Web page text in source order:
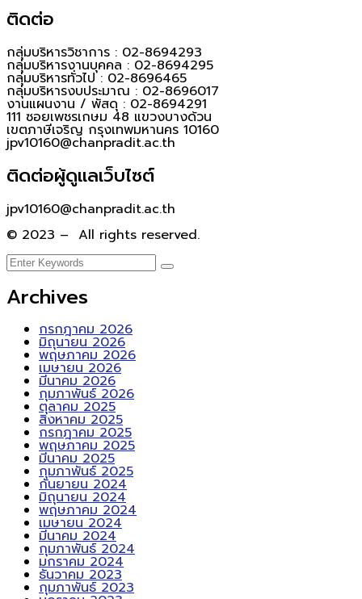
ติดต่อ
กลุ่มบริหารวิชาการ : 02-8694293
กลุ่มบริหารงานบุคคล : 02-8694295
กลุ่มบริหารทั่วไป : 02-8696465
กลุ่มบริหารงบประมาณ : 02-8696017
งานแผนงาน / พัสดุ : 02-8694291
111 ซอยเพชรเกษม 48 แขวงบางด้วน
เขตภาษีเจริญ กรุงเทพมหานคร 10160
jpv10160@chanpradit.ac.th
ติดต่อผู้ดูแลเว็บไซต์
jpv10160@chanpradit.ac.th
© 2023 – All rights reserved.
Archives
กรกฎาคม 2026
มิถุนายน 2026
พฤษภาคม 2026
เมษายน 2026
มีนาคม 2026
กุมภาพันธ์ 2026
ตุลาคม 2025
สิงหาคม 2025
กรกฎาคม 2025
พฤษภาคม 2025
มีนาคม 2025
กุมภาพันธ์ 2025
กันยายน 2024
มิถุนายน 2024
พฤษภาคม 2024
เมษายน 2024
มีนาคม 2024
กุมภาพันธ์ 2024
มกราคม 2024
ธันวาคม 2023
กุมภาพันธ์ 2023